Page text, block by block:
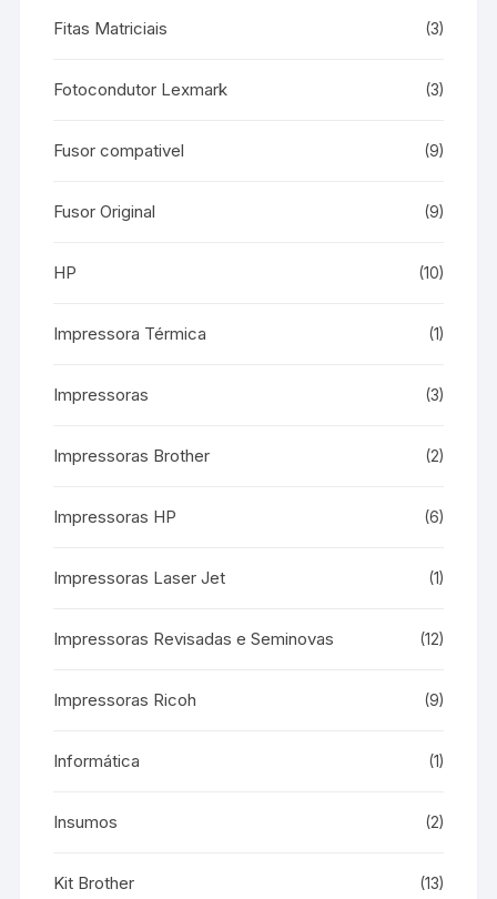
Fitas Matriciais (3)
Fotocondutor Lexmark (3)
Fusor compativel (9)
Fusor Original (9)
HP (10)
Impressora Térmica (1)
Impressoras (3)
Impressoras Brother (2)
Impressoras HP (6)
Impressoras Laser Jet (1)
Impressoras Revisadas e Seminovas (12)
Impressoras Ricoh (9)
Informática (1)
Insumos (2)
Kit Brother (13)